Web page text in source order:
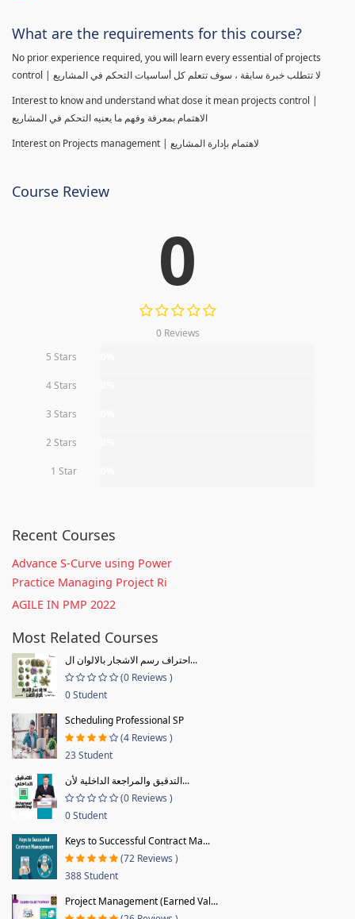
What are the requirements for this course?
No prior experience required, you will learn every essential of projects
control | لا تتطلب خبرة سابقة ، سوف تتعلم كل أساسيات التحكم في المشاريع
Interest to know and understand what dose it mean projects control |
الاهتمام بمعرفة وفهم ما يعنيه التحكم في المشاريع
Interest on Projects management | لاهتمام بإدارة المشاريع
Course Review
0
0 Reviews
5 Stars
4 Stars
3 Stars
2 Stars
1 Star
Recent Courses
Advance S-Curve using Power
Practice Managing Project Ri
AGILE IN PMP 2022
Most Related Courses
احتراف رسم الاشجار بالالوان ال...
(0 Reviews )
0 Student
Scheduling Professional SP
(4 Reviews )
23 Student
التدقيق والمراجعة الداخلية لأن...
(0 Reviews )
0 Student
Keys to Successful Contract Ma...
(72 Reviews )
388 Student
Project Management (Earned Val...